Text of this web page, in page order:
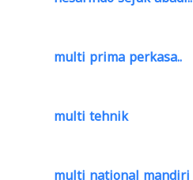
multi prima perkasa..
multi tehnik